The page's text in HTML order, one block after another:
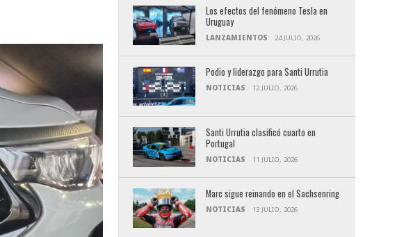
Los efectos del fenómeno Tesla en
Uruguay
LANZAMIENTOS 24 JULIO, 2026
Podio y liderazgo para Santi Urrutia
NOTICIAS 12 JULIO, 2026
Santi Urrutia clasificó cuarto en
Portugal
NOTICIAS 11 JULIO, 2026
Marc sigue reinando en el Sachsenring
NOTICIAS 13 JULIO, 2026